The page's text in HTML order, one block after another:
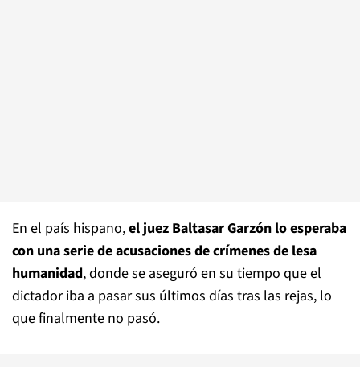
En el país hispano,el juez Baltasar Garzón lo esperaba
con una serie de acusaciones de crímenes de lesa
humanidad, donde se aseguró en su tiempo que el
dictador iba a pasar sus últimos días tras las rejas, lo
que finalmente no pasó.